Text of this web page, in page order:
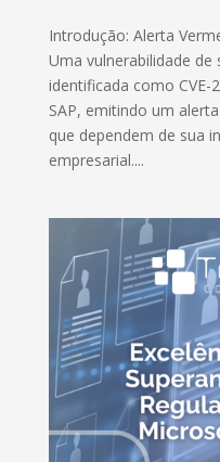
Introdução: Alerta
Uma vulnerabilidade de
identificada como CVE-
SAP, emitindo um
que dependem de sua
empresarial....